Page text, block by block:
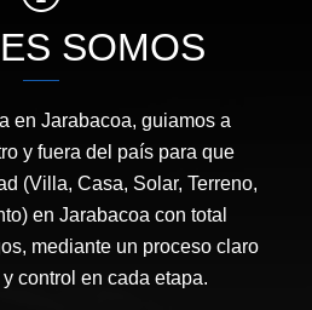
SOMOS
en Jarabacoa, guiamos a
y fuera del país para que
(Villa, Casa, Solar, Terreno,
en Jarabacoa con total
mediante un proceso claro
control en cada etapa.